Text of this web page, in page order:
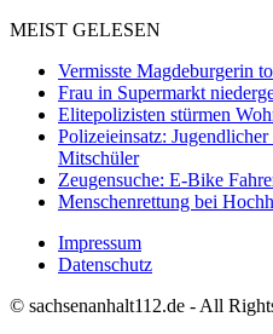
MEIST GELESEN
Vermisste Magdeburgerin
Frau in Supermarkt
Elitepolizisten stürmen
Polizeieinsatz:
Mitschüler
Zeugensuche: E-Bike
Menschenrettung bei
Impressum
Datenschutz
© sachsenanhalt112.de - All